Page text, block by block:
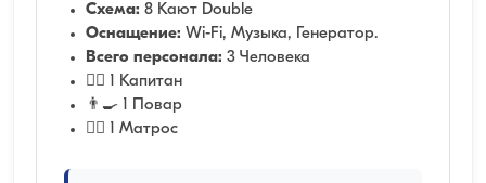
Схема: 8 Кают Double
Оснащение: Wi-Fi, Музыка, Генератор.
Всего персонала: 3 Человека
👨‍✈️ 1 Капитан
👨‍🍳 1 Повар
🧑‍✈️ 1 Матрос